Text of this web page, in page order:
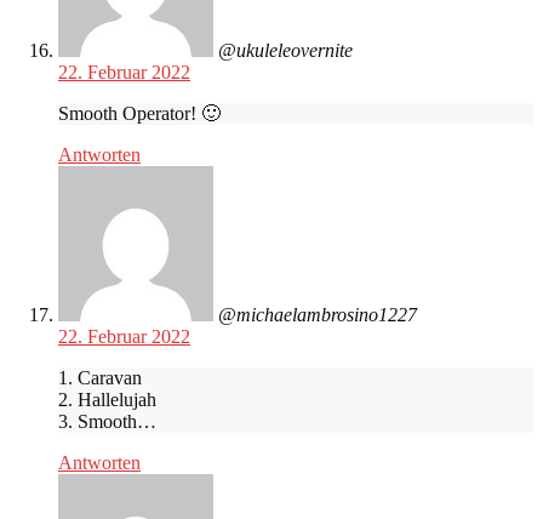
@ukuleleovernite
22. Februar 2022
Smooth Operator! 🙂
Antworten
@michaelambrosino1227
22. Februar 2022
1. Caravan
2. Hallelujah
3. Smooth…
Antworten